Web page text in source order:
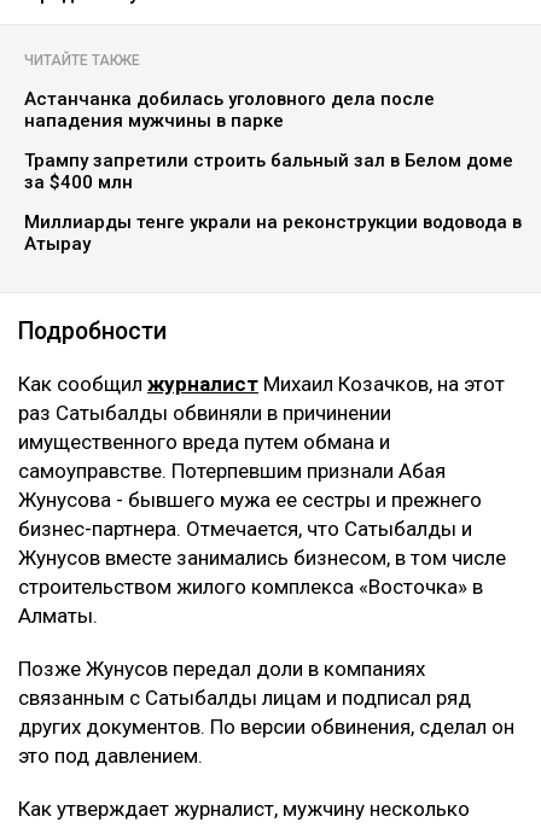
ЧИТАЙТЕ ТАКЖЕ
Астанчанка добилась уголовного дела после
нападения мужчины в парке
Трампу запретили строить бальный зал в Белом доме
за $400 млн
Миллиарды тенге украли на реконструкции водовода в
Атырау
Подробности
Как сообщил журналист Михаил Козачков, на этот
раз Сатыбалды обвиняли в причинении
имущественного вреда путем обмана и
самоуправстве. Потерпевшим признали Абая
Жунусова - бывшего мужа ее сестры и прежнего
бизнес-партнера. Отмечается, что Сатыбалды и
Жунусов вместе занимались бизнесом, в том числе
строительством жилого комплекса «Восточка» в
Алматы.
Позже Жунусов передал доли в компаниях
связанным с Сатыбалды лицам и подписал ряд
других документов. По версии обвинения, сделал он
это под давлением.
Как утверждает журналист, мужчину несколько